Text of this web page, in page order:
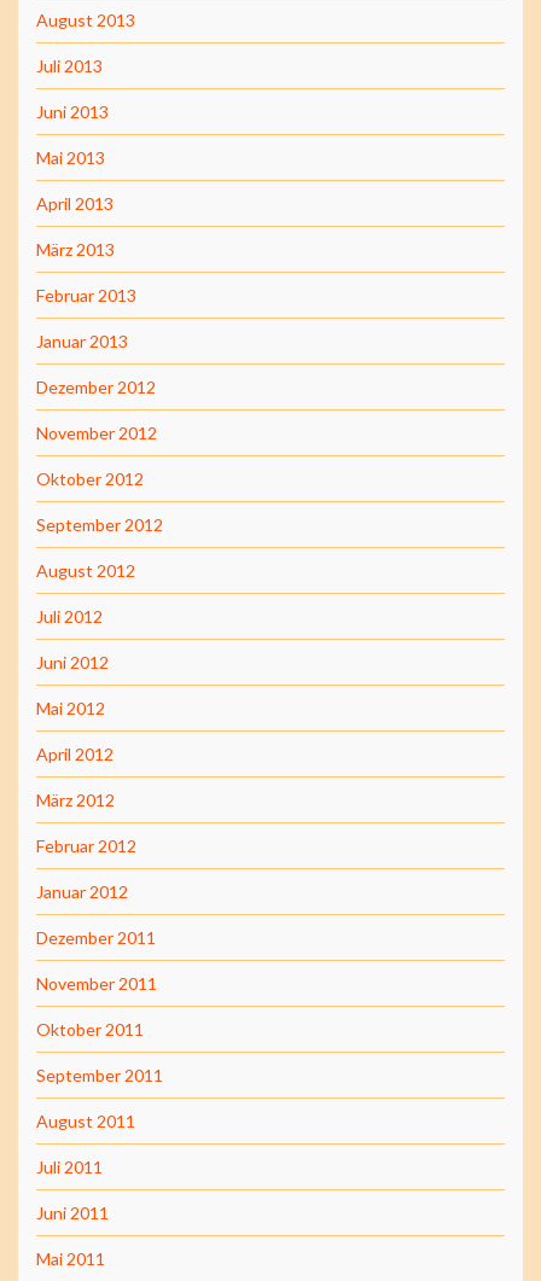
August 2013
Juli 2013
Juni 2013
Mai 2013
April 2013
März 2013
Februar 2013
Januar 2013
Dezember 2012
November 2012
Oktober 2012
September 2012
August 2012
Juli 2012
Juni 2012
Mai 2012
April 2012
März 2012
Februar 2012
Januar 2012
Dezember 2011
November 2011
Oktober 2011
September 2011
August 2011
Juli 2011
Juni 2011
Mai 2011